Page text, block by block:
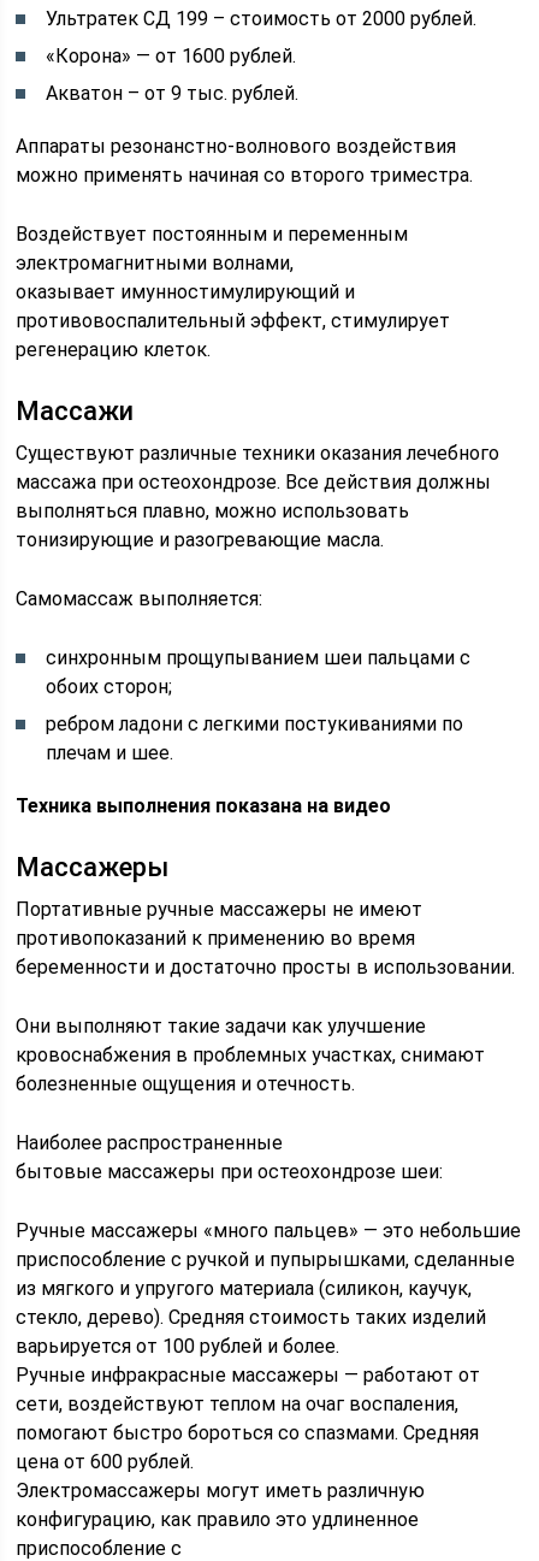
Ультратек СД 199 – стоимость от 2000 рублей.
«Корона» — от 1600 рублей.
Акватон – от 9 тыс. рублей.
Аппараты резонанстно-волнового воздействия
можно применять начиная со второго триместра.
Воздействует постоянным и переменным
электромагнитными волнами,
оказывает имунностимулирующий и
противовоспалительный эффект, стимулирует
регенерацию клеток.
Массажи
Существуют различные техники оказания лечебного
массажа при остеохондрозе. Все действия должны
выполняться плавно, можно использовать
тонизирующие и разогревающие масла.
Самомассаж выполняется:
синхронным прощупыванием шеи пальцами с
обоих сторон;
ребром ладони с легкими постукиваниями по
плечам и шее.
Техника выполнения показана на видео
Массажеры
Портативные ручные массажеры не имеют
противопоказаний к применению во время
беременности и достаточно просты в использовании.
Они выполняют такие задачи как улучшение
кровоснабжения в проблемных участках, снимают
болезненные ощущения и отечность.
Наиболее распространенные
бытовые массажеры при остеохондрозе шеи:
Ручные массажеры «много пальцев» — это небольшие
приспособление с ручкой и пупырышками, сделанные
из мягкого и упругого материала (силикон, каучук,
стекло, дерево). Средняя стоимость таких изделий
варьируется от 100 рублей и более.
Ручные инфракрасные массажеры — работают от
сети, воздействуют теплом на очаг воспаления,
помогают быстро бороться со спазмами. Средняя
цена от 600 рублей.
Электромассажеры могут иметь различную
конфигурацию, как правило это удлиненное
приспособление с